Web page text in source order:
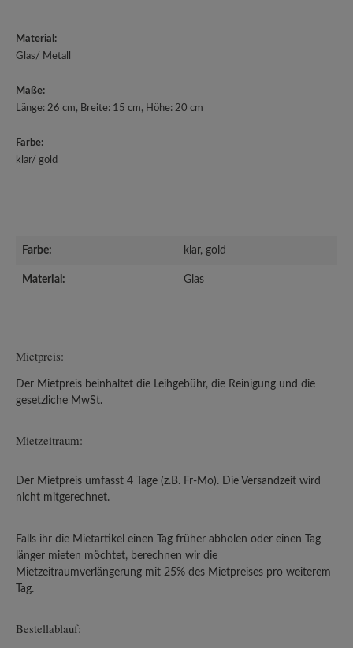
Material:
Glas/ Metall
Maße:
Länge: 26 cm, Breite: 15 cm, Höhe: 20 cm
Farbe:
klar/ gold
Farbe: klar, gold
Material: Glas
Mietpreis:
Der Mietpreis beinhaltet die Leihgebühr, die Reinigung und die
gesetzliche MwSt.
Mietzeitraum:
Der Mietpreis umfasst 4 Tage (z.B. Fr-Mo). Die Versandzeit wird
nicht mitgerechnet.
Falls ihr die Mietartikel einen Tag früher abholen oder einen Tag
länger mieten möchtet, berechnen wir die
Mietzeitraumverlängerung mit 25% des Mietpreises pro weiterem
Tag.
Bestellablauf: